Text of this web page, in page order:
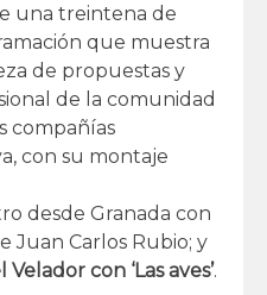
una treintena de
que muestra
de propuestas y
de la comunidad
compañías
con su montaje
desde Granada con
Juan Carlos Rubio; y
con ‘Las aves’.